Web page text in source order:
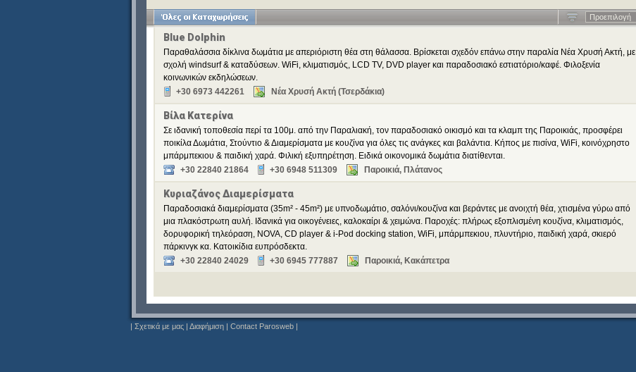
Προεπιλογή
Blue Dolphin
Παραθαλάσσια δίκλινα δωμάτια με απεριόριστη θέα στη θάλασσα. Βρίσκεται σχεδόν επάνω στην παραλία Νέα Χρυσή Ακτή, με
σχολή windsurf & καταδύσεων. WiFi, κλιματισμός, LCD TV, DVD player και παραδοσιακό εστιατόριο/καφέ. Φιλοξενία
κοινωνικών εκδηλώσεων.
+30 6973 442261
Νέα Χρυσή Ακτή (Τσερδάκια)
Βίλα Κατερίνα
Σε ιδανική τοποθεσία περί τα 100μ. από την Παραλιακή, τον παραδοσιακό οικισμό και τα κλαμπ της Παροικιάς, προσφέρει
ποικίλα Δωμάτια, Στούντιο & Διαμερίσματα με κουζίνα για όλες τις ανάγκες και βαλάντια. Κήπος με πισίνα, WiFi, κοινόχρηστο
μπάρμπεκιου & παιδική χαρά. Φιλική εξυπηρέτηση. Ειδικά οικονομικά δωμάτια διατίθενται.
+30 22840 21864
+30 6948 511309 Παροικιά, Πλάτανος
Κυριαζάνος Διαμερίσματα
Παραδοσιακά διαμερίσματα (35m² - 45m²) με υπνοδωμάτιο, σαλόνι/κουζίνα και βεράντες με ανοιχτή θέα, χτισμένα γύρω από
μια πλακόστρωτη αυλή. Ιδανικά για οικογένειες, καλοκαίρι & χειμώνα. Παροχές: πλήρως εξοπλισμένη κουζίνα, κλιματισμός,
δορυφορική τηλεόραση, NOVA, CD player & i-Pod docking station, WiFi, μπάρμπεκιου, πλυντήριο, παιδική χαρά, σκιερό
πάρκινγκ κα. Κατοικίδια ευπρόσδεκτα.
+30 22840 24029
+30 6945 777887 Παροικιά, Κακάπετρα
| Σχετικά με μας | Διαφήμιση | Contact Parosweb |